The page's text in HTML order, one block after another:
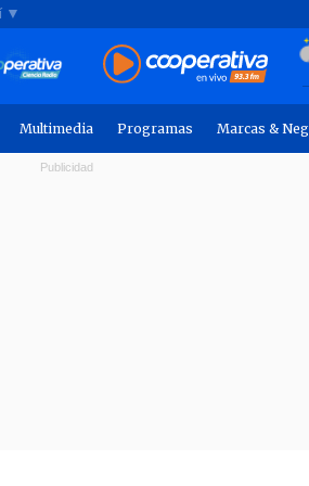
▼
Multimedia Programas Marcas &